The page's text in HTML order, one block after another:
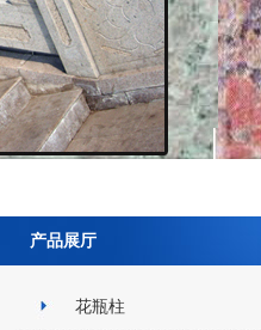
产品展厅
花瓶柱